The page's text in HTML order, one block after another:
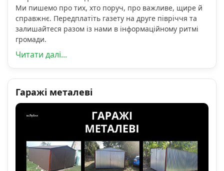
Ми пишемо про тих, хто поруч, про важливе, щире й
справжнє. Передплатіть газету на друге півріччя та
залишайтеся разом із нами в інформаційному ритмі
громади.
Читати далі...
Гаражі металеві